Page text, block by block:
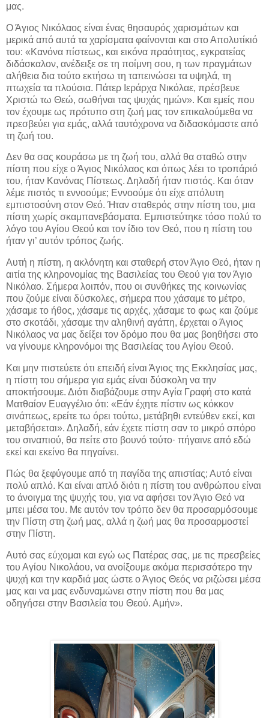
μας.
Ο Άγιος Νικόλαος είναι ένας θησαυρός χαρισμάτων και
μερικά από αυτά τα χαρίσματα φαίνονται και στο Απολυτίκιό
του: «Κανόνα πίστεως, και εικόνα πραότητος, εγκρατείας
διδάσκαλον, ανέδειξε σε τη ποίμνη σου, η των πραγμάτων
αλήθεια δια τούτο εκτήσω τη ταπεινώσει τα υψηλά, τη
πτωχεία τα πλούσια. Πάτερ Ιεράρχα Νικόλαε, πρέσβευε
Χριστώ τω Θεώ, σωθήναι τας ψυχάς ημών». Και εμείς που
τον έχουμε ως πρότυπο στη ζωή μας τον επικαλούμεθα να
πρεσβεύει για εμάς, αλλά ταυτόχρονα να διδασκόμαστε από
τη ζωή του.
Δεν θα σας κουράσω με τη ζωή του, αλλά θα σταθώ στην
πίστη που είχε ο Άγιος Νικόλαος και όπως λέει το τροπάριό
του, ήταν Κανόνας Πίστεως. Δηλαδή ήταν πιστός. Και όταν
λέμε πιστός τι εννοούμε; Εννοούμε ότι είχε απόλυτη
εμπιστοσύνη στον Θεό. Ήταν σταθερός στην πίστη του, μια
πίστη χωρίς σκαμπανεβάσματα. Εμπιστεύτηκε τόσο πολύ το
λόγο του Αγίου Θεού και τον ίδιο τον Θεό, που η πίστη του
ήταν γι’ αυτόν τρόπος ζωής.
Αυτή η πίστη, η ακλόνητη και σταθερή στον Άγιο Θεό, ήταν η
αιτία της κληρονομίας της Βασιλείας του Θεού για τον Άγιο
Νικόλαο. Σήμερα λοιπόν, που οι συνθήκες της κοινωνίας
που ζούμε είναι δύσκολες, σήμερα που χάσαμε το μέτρο,
χάσαμε το ήθος, χάσαμε τις αρχές, χάσαμε το φως και ζούμε
στο σκοτάδι, χάσαμε την αληθινή αγάπη, έρχεται ο Άγιος
Νικόλαος να μας δείξει τον δρόμο που θα μας βοηθήσει στο
να γίνουμε κληρονόμοι της Βασιλείας του Αγίου Θεού.
Και μην πιστεύετε ότι επειδή είναι Άγιος της Εκκλησίας μας,
η πίστη του σήμερα για εμάς είναι δύσκολη να την
αποκτήσουμε. Διότι διαβάζουμε στην Αγία Γραφή στο κατά
Ματθαίον Ευαγγέλιο ότι: «Εάν έχητε πίστιν ως κόκκον
σινάπεως, ερείτε τω όρει τούτω, μετάβηθι εντεύθεν εκεί, και
μεταβήσεται». Δηλαδή, εάν έχετε πίστη σαν το μικρό σπόρο
του σιναπιού, θα πείτε στο βουνό τούτο· πήγαινε από εδώ
εκεί και εκείνο θα πηγαίνει.
Πώς θα ξεφύγουμε από τη παγίδα της απιστίας; Αυτό είναι
πολύ απλό. Και είναι απλό διότι η πίστη του ανθρώπου είναι
το άνοιγμα της ψυχής του, για να αφήσει τον Άγιο Θεό να
μπει μέσα του. Με αυτόν τον τρόπο δεν θα προσαρμόσουμε
την Πίστη στη ζωή μας, αλλά η ζωή μας θα προσαρμοστεί
στην Πίστη.
Αυτό σας εύχομαι και εγώ ως Πατέρας σας, με τις πρεσβείες
του Αγίου Νικολάου, να ανοίξουμε ακόμα περισσότερο την
ψυχή και την καρδιά μας ώστε ο Άγιος Θεός να ριζώσει μέσα
μας και να μας ενδυναμώνει στην πίστη που θα μας
οδηγήσει στην Βασιλεία του Θεού. Αμήν».